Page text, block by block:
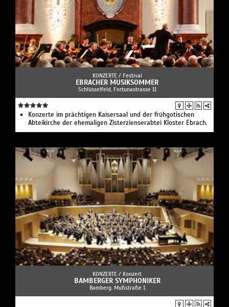
KONZERTE / Festival
EBRACHER MUSIKSOMMER
Schlüsselfeld, Fortunastrasse 11
Konzerte im prächtigen Kaisersaal und der frühgotischen
Abteikirche der ehemaligen Zisterzienserabtei Kloster Ebrach.
KONZERTE / Konzert
BAMBERGER SYMPHONIKER
Bamberg, Mußstraße 1